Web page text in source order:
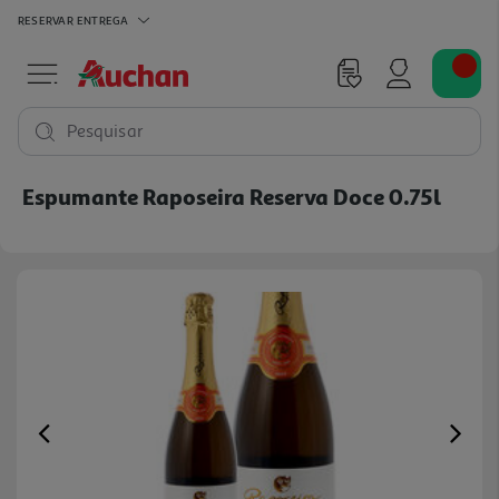
RESERVAR ENTREGA
Pesquisar
Espumante Raposeira Reserva Doce 0.75l
Previous